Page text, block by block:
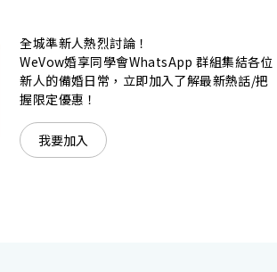
保證為您打造夢寐以求的特別日子，令
全城準新人熱烈討論！
WeVow婚享同學會WhatsApp 群組集結各位
新人的備婚日常，立即加入了解最新熱話/把
握限定優惠！
我要加入